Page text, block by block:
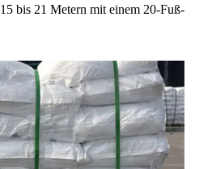
bis 21 Metern mit einem 20-Fuß-